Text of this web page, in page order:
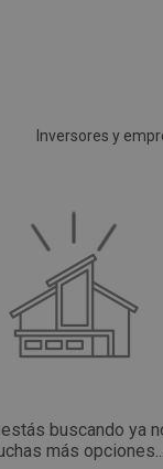
Inversores y
buscando ya
más opciones...